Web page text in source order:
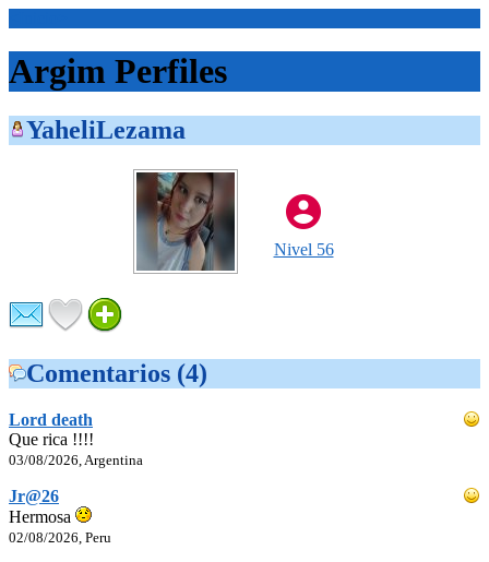
Argim Perfiles
YaheliLezama
Nivel 56
Comentarios (4)
Lord death
Que rica !!!!
03/08/2026, Argentina
Jr@26
Hermosa
02/08/2026, Peru